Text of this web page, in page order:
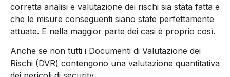
corretta analisi e valutazione dei rischi sia stata fatta e
che le misure conseguenti siano state perfettamente
attuate. E nella maggior parte dei casi è proprio così.
Anche se non tutti i Documenti di Valutazione dei
Rischi (DVR) contengono una valutazione quantitativa